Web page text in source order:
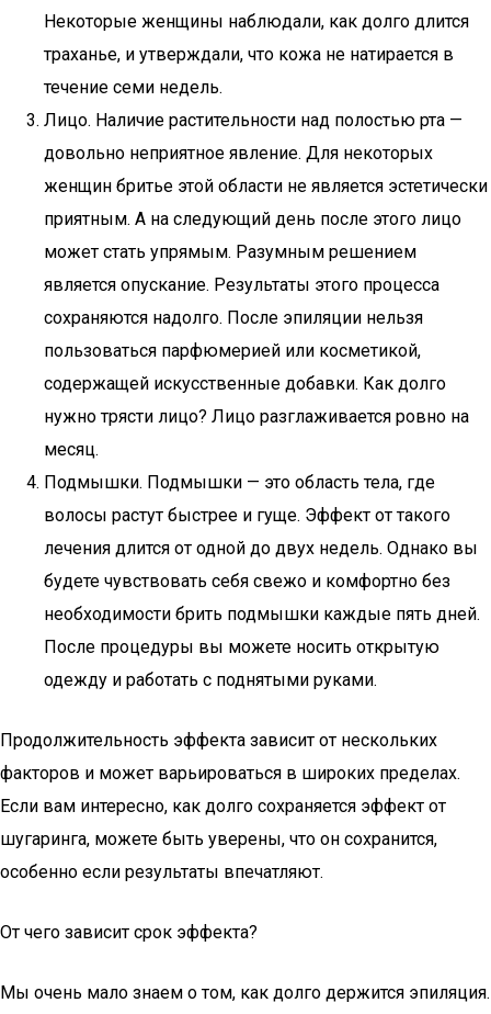
Некоторые женщины наблюдали, как долго длится
траханье, и утверждали, что кожа не натирается в
течение семи недель.
Лицо. Наличие растительности над полостью рта —
довольно неприятное явление. Для некоторых
женщин бритье этой области не является эстетически
приятным. А на следующий день после этого лицо
может стать упрямым. Разумным решением
является опускание. Результаты этого процесса
сохраняются надолго. После эпиляции нельзя
пользоваться парфюмерией или косметикой,
содержащей искусственные добавки. Как долго
нужно трясти лицо? Лицо разглаживается ровно на
месяц.
Подмышки. Подмышки — это область тела, где
волосы растут быстрее и гуще. Эффект от такого
лечения длится от одной до двух недель. Однако вы
будете чувствовать себя свежо и комфортно без
необходимости брить подмышки каждые пять дней.
После процедуры вы можете носить открытую
одежду и работать с поднятыми руками.
Продолжительность эффекта зависит от нескольких
факторов и может варьироваться в широких пределах.
Если вам интересно, как долго сохраняется эффект от
шугаринга, можете быть уверены, что он сохранится,
особенно если результаты впечатляют.
От чего зависит срок эффекта?
Мы очень мало знаем о том, как долго держится эпиляция.